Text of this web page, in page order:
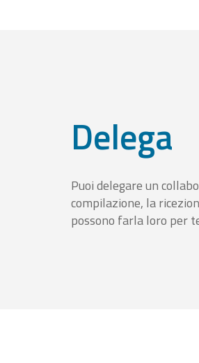
Delega
Puoi delegare un
compilazione, la
possono farla loro per